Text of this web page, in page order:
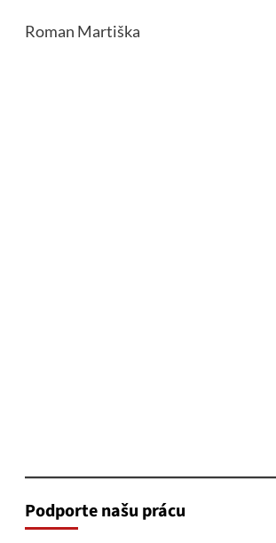
Roman Martiška
Podporte našu prácu